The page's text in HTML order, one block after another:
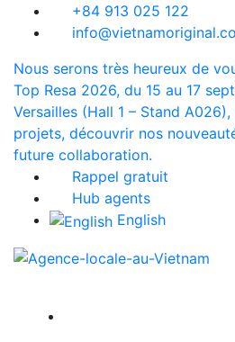
+84 913 025 122
Nous serons très heureux de
Top Resa 2026, du 15 au 17
Versailles (Hall 1 – Stand
projets, découvrir nos
future collaboration.
Rappel gratuit
Hub agents
English